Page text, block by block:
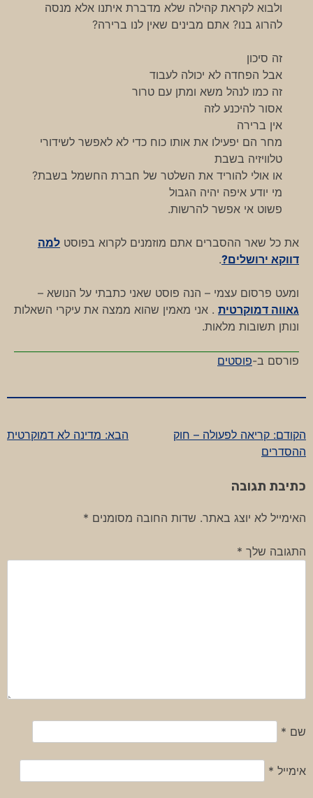
ולבוא לקראת קהילה שלא מדברת איתנו אלא מנסה
להרוג בנו? אתם מבינים שאין לנו ברירה?
זה סיכון
אבל הפחדה לא יכולה לעבוד
זה כמו לנהל משא ומתן עם טרור
אסור להיכנע לזה
אין ברירה
מחר הם יפעילו את אותו כוח כדי לא לאפשר לשידורי
טלוויזיה בשבת
או אולי להוריד את השלטר של חברת החשמל בשבת?
מי יודע איפה יהיה הגבול
פשוט אי אפשר להרשות.
את כל שאר ההסברים אתם מוזמנים לקרוא בפוסט למה
דווקא ירושלים?.
ומעט פרסום עצמי – הנה פוסט שאני כתבתי על הנושא –
גאווה דמוקרטית . אני מאמין שהוא ממצה את עיקרי השאלות
ונותן תשובות מלאות.
פורסם ב-פוסטים
ניווט
הקודם: קריאה לפעולה – חוק
ההסדרים
הבא: מדינה לא דמוקרטית
כתיבת תגובה
האימייל לא יוצג באתר. שדות החובה מסומנים *
התגובה שלך *
שם *
אימייל *